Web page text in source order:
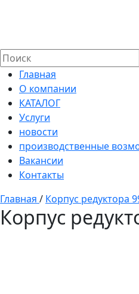
Главная
О компании
КАТАЛОГ
Услуги
новости
производственные
Вакансии
Контакты
Главная / Корпус редуктора
Корпус